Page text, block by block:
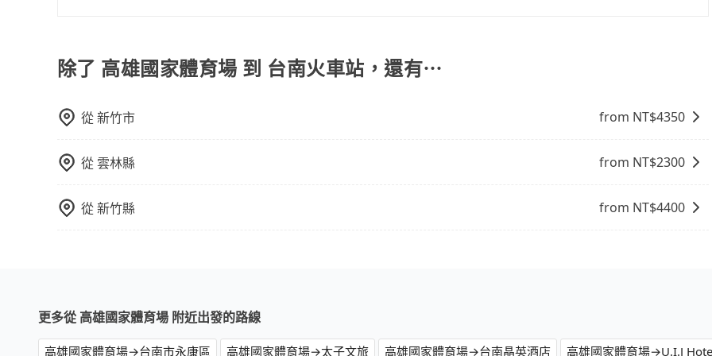
離開火車站，快捷便利。 包車：預定包車到達或離開火車站，是最便利的，無需與人共乘、快速抵達。
除了 高雄國家體育場 到 台南火車站，還有⋯
從新竹市 from NT$4350
從雲林縣 from NT$2300
從新竹縣 from NT$4400
更多從 高雄國家體育場 附近出發的路線
高雄國家體育場→台南市永康區 高雄國家體育場→太子文旅 高雄國家體育場→台南晶英酒店 高雄國家體育場→U.I.J